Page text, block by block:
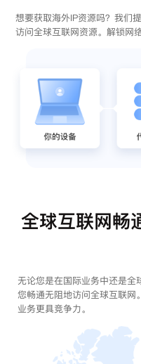
想要获取海外IP资源吗？我们
访问全球互联网资源。解锁网
全球互联网畅
无论您是在国际业务中还是全
您畅通无阻地访问全球互联网
业务更具竞争力。